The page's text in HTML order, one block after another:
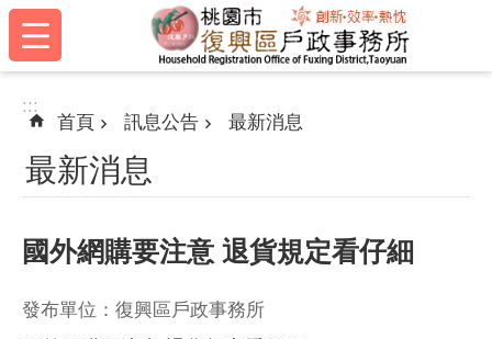
跳到主要內容區塊
:::
:::
首頁 訊息公告 最新消息
最新消息
國外網購要注意 退貨規定看仔細
發布單位：復興區戶政事務所